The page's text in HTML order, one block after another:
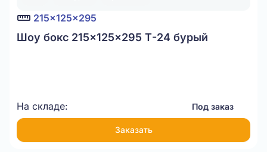
215x125x295
Шоу бокс 215x125x295 Т-24 бурый
На складе: Под заказ
Заказать